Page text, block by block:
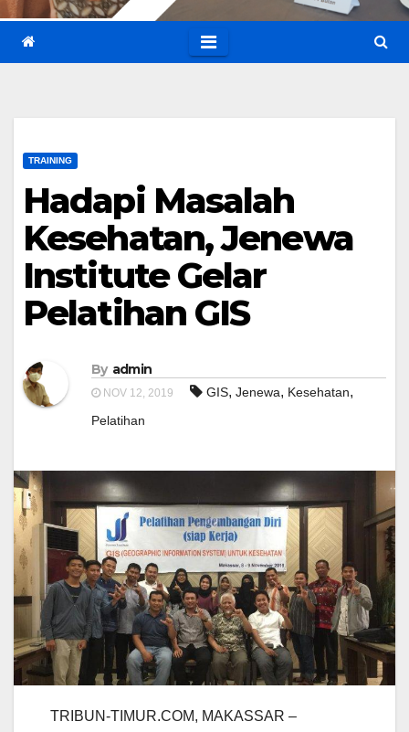
TRAINING
Hadapi Masalah
Kesehatan, Jenewa
Institute Gelar
Pelatihan GIS
By admin
NOV 12, 2019 GIS, Jenewa, Kesehatan,
Pelatihan
TRIBUN-TIMUR.COM, MAKASSAR –